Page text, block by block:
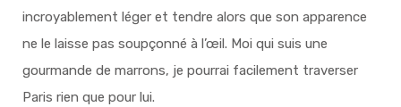
incroyablement léger et tendre alors que son apparence
ne le laisse pas soupçonné à l’œil. Moi qui suis une
gourmande de marrons, je pourrai facilement traverser
Paris rien que pour lui.